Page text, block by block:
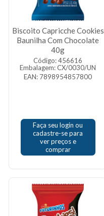
Biscoito Capricche Cookies
Baunilha Com Chocolate
40g
Código: 456616
Embalagem: CX/0030/UN
EAN: 7898954857800
Faça seu login ou
cadastre-se para
ver preços e
comprar